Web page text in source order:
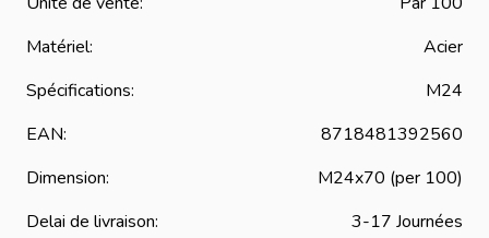
Matériel:
Acier
Spécifications:
M24
EAN:
8718481392560
Dimension:
M24x70 (per 100)
Delai de livraison:
3-17 Journées